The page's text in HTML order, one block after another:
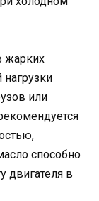
жарких
или
способно
двигателя в